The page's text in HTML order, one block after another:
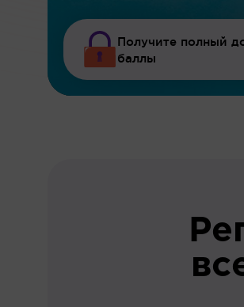
Получите полный
баллы